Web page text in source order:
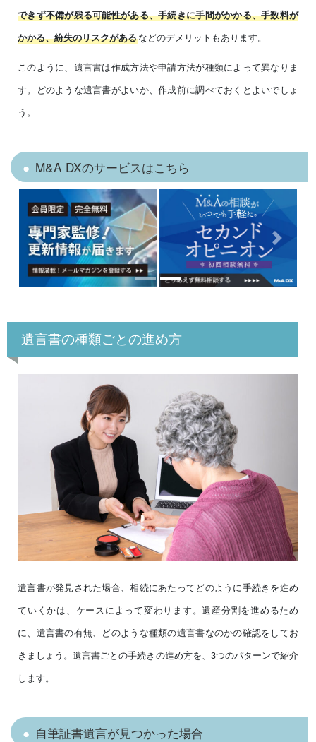
できず不備が残る可能性がある、手続きに手間がかかる、手数料が
かかる、紛失のリスクがあるなどのデメリットもあります。
このように、遺言書は作成方法や申請方法が種類によって異なりま
す。どのような遺言書がよいか、作成前に調べておくとよいでしょ
う。
M&A DXのサービスはこちら
Previous Next
遺言書の種類ごとの進め方
遺言書が発見された場合、相続にあたってどのように手続きを進め
ていくかは、ケースによって変わります。遺産分割を進めるため
に、遺言書の有無、どのような種類の遺言書なのかの確認をしてお
きましょう。遺言書ごとの手続きの進め方を、3つのパターンで紹介
します。
自筆証書遺言が見つかった場合